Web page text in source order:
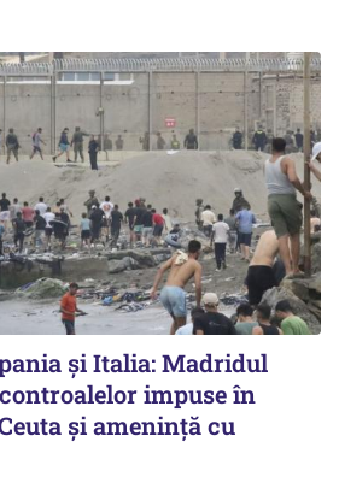
și Italia: Madridul
impuse în
și amenință cu